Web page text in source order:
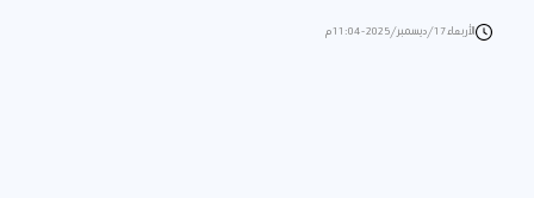
الأربعاء 17/ديسمبر/2025 - 11:04 م